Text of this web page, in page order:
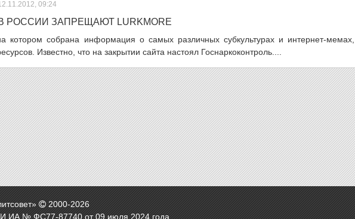
09:24
РОССИИ ЗАПРЕЩАЮТ LURKMORE
котором собрана информация о самых различных субкультурах и интернет-мемах,
Известно, что на закрытии сайта настоял Госнаркоконтроль....
2000-2026
ИА № ФС77-87740 от 09 июля 2024 года.